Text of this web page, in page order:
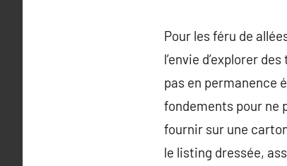
Pour les féru de
l’envie d’explorer
pas en permanence
fondements pour ne
fournir sur une
le listing dressée,